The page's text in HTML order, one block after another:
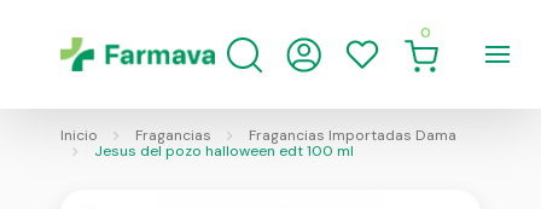
0
Inicio Fragancias
Fragancias Importadas Dama
Jesus del pozo halloween edt 100 ml